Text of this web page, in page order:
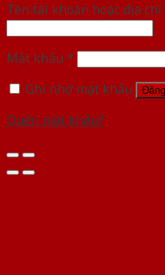
Tên tài khoản hoặc địa chỉ
Mật khẩu *
Ghi nhớ mật khẩu
Quên mật khẩu?